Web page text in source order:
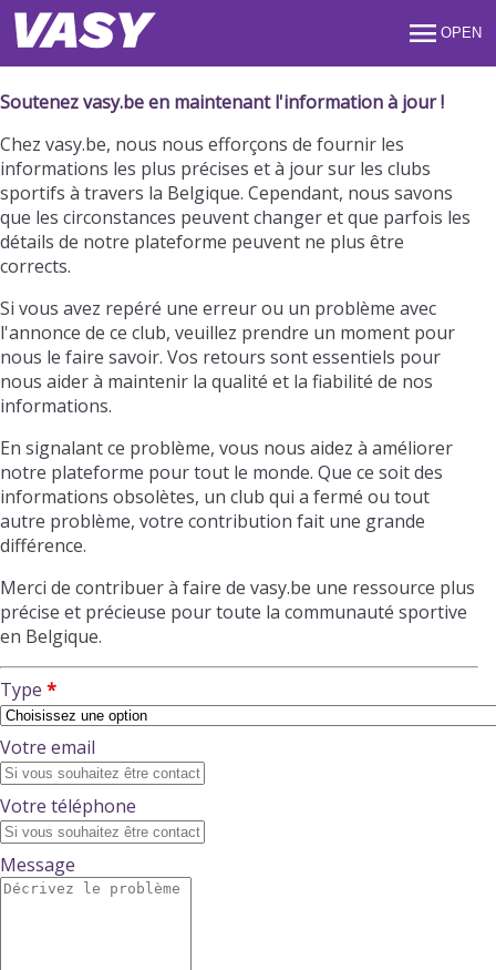
OPEN
Soutenez vasy.be en maintenant l'information à jour !
Chez vasy.be, nous nous efforçons de fournir les
informations les plus précises et à jour sur les clubs
sportifs à travers la Belgique. Cependant, nous savons
que les circonstances peuvent changer et que parfois les
détails de notre plateforme peuvent ne plus être
corrects.
Si vous avez repéré une erreur ou un problème avec
l'annonce de ce club, veuillez prendre un moment pour
nous le faire savoir. Vos retours sont essentiels pour
nous aider à maintenir la qualité et la fiabilité de nos
informations.
En signalant ce problème, vous nous aidez à améliorer
notre plateforme pour tout le monde. Que ce soit des
informations obsolètes, un club qui a fermé ou tout
autre problème, votre contribution fait une grande
différence.
Merci de contribuer à faire de vasy.be une ressource plus
précise et précieuse pour toute la communauté sportive
en Belgique.
Type
Votre email
Votre téléphone
Message